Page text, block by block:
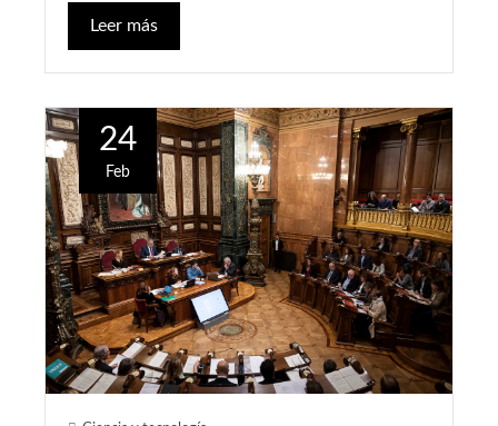
Leer más
24
Feb